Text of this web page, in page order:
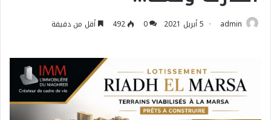
admin 5 أبريل 2021 0
492 أقل من دقيقة